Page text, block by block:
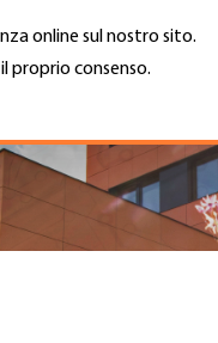
online sul nostro sito.
proprio consenso.Cerca